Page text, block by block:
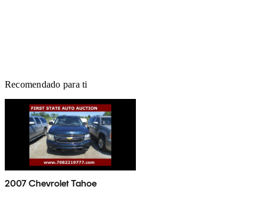
Recomendado para ti
2007 Chevrolet Tahoe